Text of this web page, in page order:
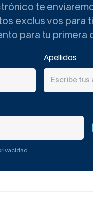
te
exclusivos para
para tu primera
Apellidos